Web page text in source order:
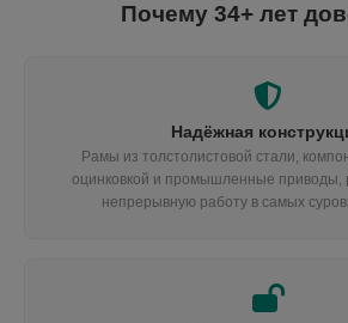
Почему 34+ лет
Надёжная
Рамы из толстолистовой стали,
оцинковкой и промышленные приводы,
непрерывную работу в самых